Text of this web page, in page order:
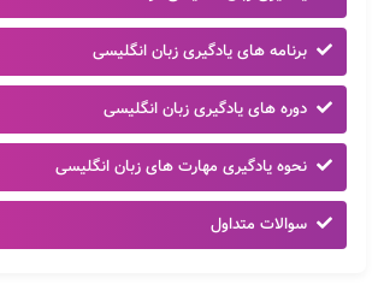
برنامه های یادگیری زبان انگلیسی
دوره های یادگیری زبان انگلیسی
نحوه یادگیری مهارت های زبان انگلیسی
سوالات متداول